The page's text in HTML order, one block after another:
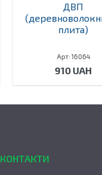
ДВП
плита)
Арт: 16064
910 UAH
КОНТАКТИ